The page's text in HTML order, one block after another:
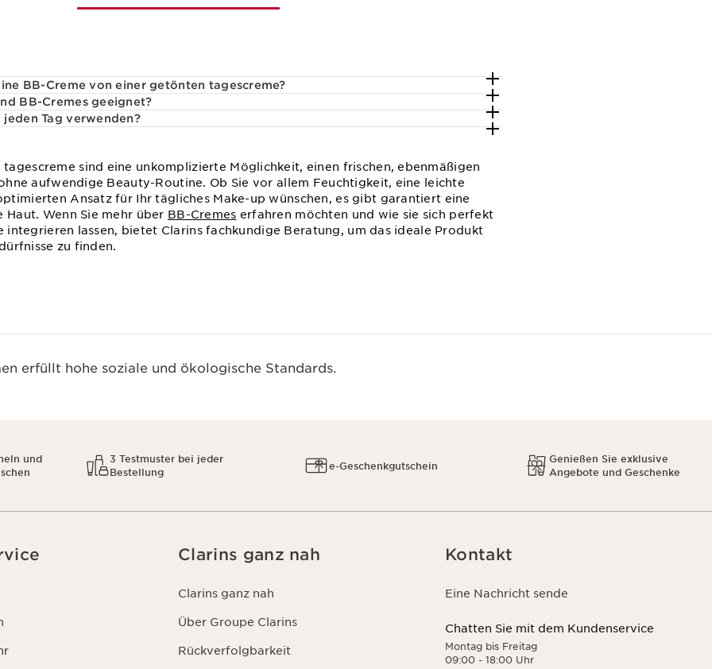
BB-Creme von einer getönten tagescreme?
BB-Cremes geeignet?
Tag verwenden?
sind eine unkomplizierte Möglichkeit, einen frischen, ebenmäßigen
aufwendige Beauty-Routine. Ob Sie vor allem Feuchtigkeit, eine leichte
Ansatz für Ihr tägliches Make-up wünschen, es gibt garantiert eine
Wenn Sie mehr über BB-Cremes erfahren möchten und wie sie sich perfekt
integrieren lassen, bietet Clarins fachkundige Beratung, um das ideale Produkt
zu finden.
erfüllt hohe soziale und ökologische Standards.
und
3 Testmuster bei jeder
Bestellung
e-Geschenkgutschein
Genießen Sie exklusive
Angebote und Geschenke
Clarins ganz nah
Clarins ganz nah
Über Groupe Clarins
Rückverfolgbarkeit
Kontakt
Eine Nachricht sende
Chatten Sie mit dem Kundenservice
Montag bis Freitag
09:00 - 18:00 Uhr